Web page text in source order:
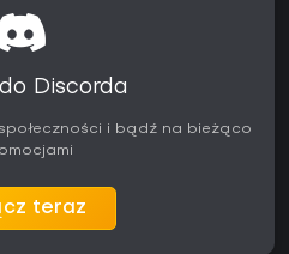
Discorda
i bądź na bieżąco
teraz